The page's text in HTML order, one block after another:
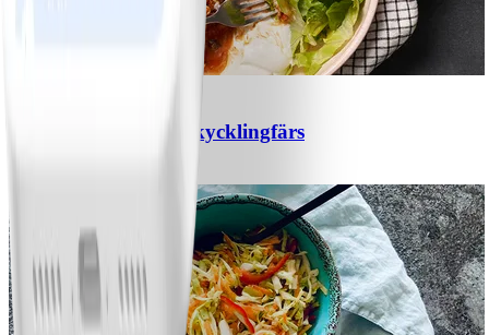
Chili con carne med kycklingfärs